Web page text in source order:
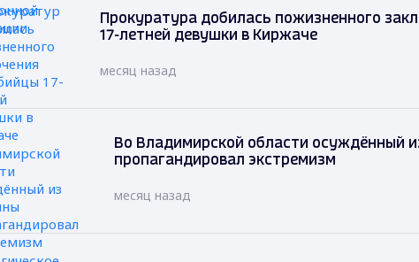
Прокуратура добилась пожизненного
17-летней девушки в Киржаче
месяц назад
Во Владимирской области осуждённый
пропагандировал экстремизм
месяц назад